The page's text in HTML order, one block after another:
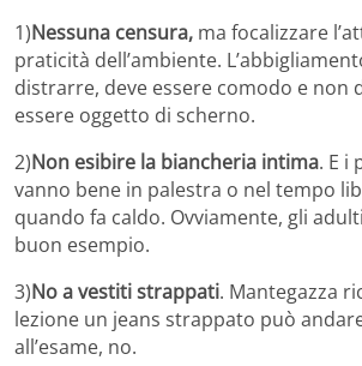
1)Nessuna censura, ma focalizzare
praticità dell’ambiente.
distrarre, deve essere comodo e non
essere oggetto di scherno.
2)Non esibire la biancheria intima. E i
vanno bene in palestra o nel tempo
quando fa caldo. Ovviamente, gli
buon esempio.
3)No a vestiti strappati. Mantegazza
lezione un jeans strappato può
all’esame, no.